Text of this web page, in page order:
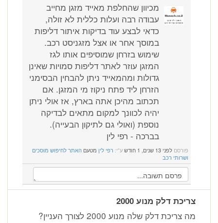
מכיוון שהחלפת מאייד מזגן מחייב
עבודה רבה ועלות כללית לא זולה,
כדאי לבצע עוד בדיקות איתור דליפות
במוסך אחר או אצל מזגניסט רכב.
שימוש בזרחן שמוסיפים אותו לגז
המזגן עוזר לאתר דליפות סמויות שאינן
גדולות ומהמאייד ניתן להבחין הבסימני
הזרחן ליד פתח ניקוז מי המזגן. אם
תכתוב מהיכן אתה בארץ, אז אולי ניתן
יהיה לכוונך למקום מתאים לבדיקה
נוספת (ואולי גם לתיקון הבעייה).
בברכה - רפי לין
פורסם לפני 13 שנים, 1 חודש ע"י: רפי לין מטעם האתר לחיפוש מוסכים
ושרותי רכב
צריכת דלק מנוע 2000
מה צריכת דלק שלה מנוע 2000 לצורך העניין?